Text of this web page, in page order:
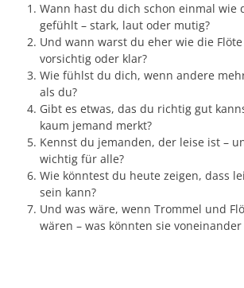
Wann hast du dich schon einmal wie
gefühlt – stark, laut oder mutig?
Und wann warst du eher wie die
vorsichtig oder klar?
Wie fühlst du dich, wenn andere
als du?
Gibt es etwas, das du richtig gut
kaum jemand merkt?
Kennst du jemanden, der leise ist –
wichtig für alle?
Wie könntest du heute zeigen, dass
sein kann?
Und was wäre, wenn Trommel und
wären – was könnten sie